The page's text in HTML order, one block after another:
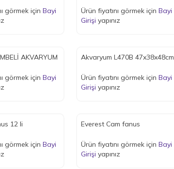
görmek için Bayi
Ürün fiyatını görmek için Bayi
Girişi yapınız
BOMBELİ AKVARYUM
görmek için Bayi
Akvaryum L470B 47x38x48cm
Ürün fiyatını görmek için Bayi
Girişi yapınız
12 li
görmek için Bayi
Everest Cam fanus
Ürün fiyatını görmek için Bayi
Girişi yapınız